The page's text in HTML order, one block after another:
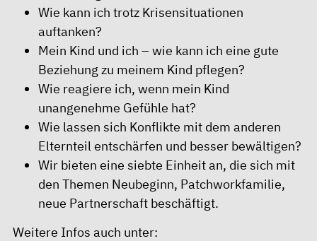
Wie kann ich trotz Krisensituationen
auftanken?
Mein Kind und ich – wie kann ich eine gute
Beziehung zu meinem Kind pflegen?
Wie reagiere ich, wenn mein Kind
unangenehme Gefühle hat?
Wie lassen sich Konflikte mit dem anderen
Elternteil entschärfen und besser bewältigen?
Wir bieten eine siebte Einheit an, die sich mit
den Themen Neubeginn, Patchworkfamilie,
neue Partnerschaft beschäftigt.
Weitere Infos auch unter: